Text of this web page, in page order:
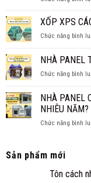
XỐP XPS
Chức năng bình
NHÀ PANEL
Chức năng bình
NHÀ PANEL
NHIÊU NĂM?
Chức năng bình
Sản phẩm mới
Tôn cách